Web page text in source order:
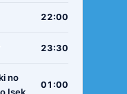
22:00
23:30
no
01:00